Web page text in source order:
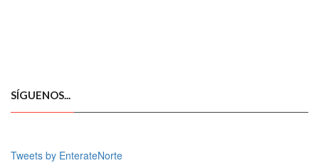
SÍGUENOS...
Tweets by EnterateNorte